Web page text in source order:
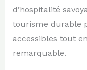
d’hospitalité
tourisme durable
accessibles tout
remarquable.